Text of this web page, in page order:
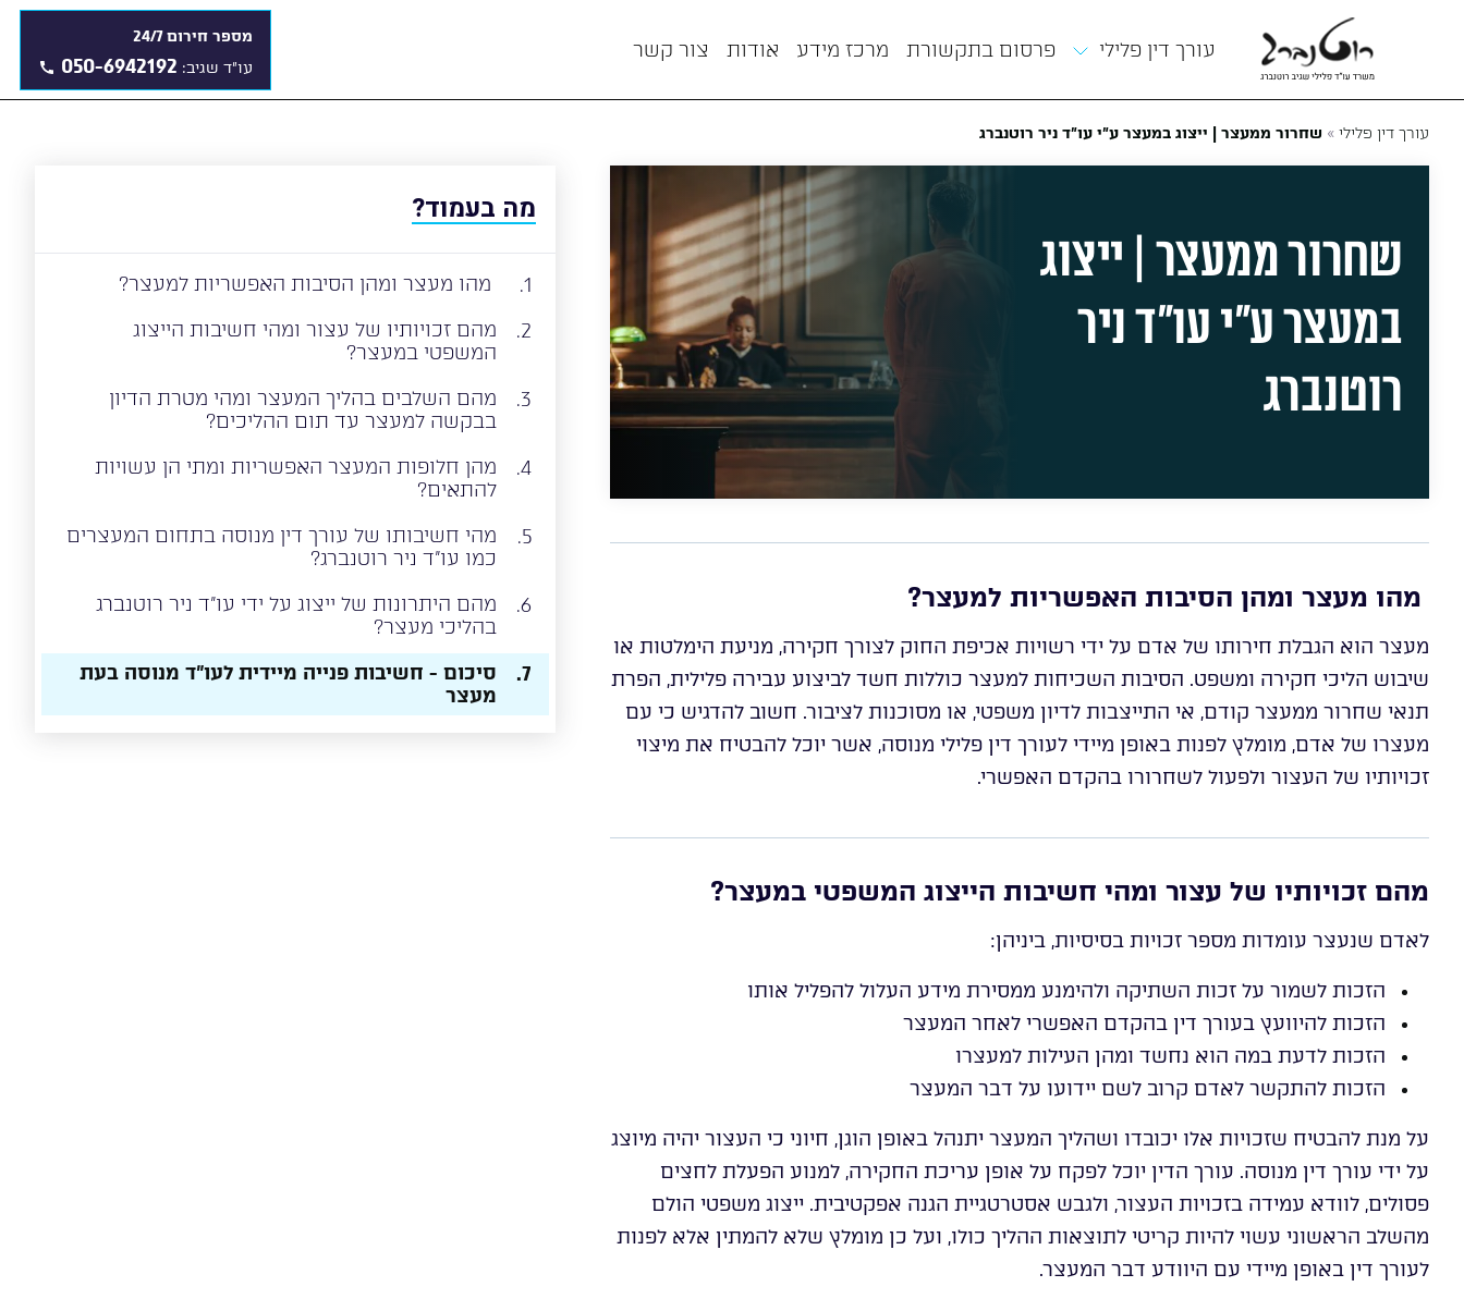
עורך דין פלילי פרסום בתקשורת מרכז מידע אודות צור קשר
מספר חירום 24/7
עו"ד שגיב: 050-6942192
עורך דין פלילי » שחרור ממעצר | ייצוג במעצר ע"י עו"ד ניר רוטנברג
שחרור ממעצר | ייצוג
במעצר ע”י עו”ד ניר
רוטנברג
מהו מעצר ומהן הסיבות האפשריות למעצר?
מעצר הוא הגבלת חירותו של אדם על ידי רשויות אכיפת החוק לצורך חקירה, מניעת הימלטות או
שיבוש הליכי חקירה ומשפט. הסיבות השכיחות למעצר כוללות חשד לביצוע עבירה פלילית, הפרת
תנאי שחרור ממעצר קודם, אי התייצבות לדיון משפטי, או מסוכנות לציבור. חשוב להדגיש כי עם
מעצרו של אדם, מומלץ לפנות באופן מיידי לעורך דין פלילי מנוסה, אשר יוכל להבטיח את מיצוי
זכויותיו של העצור ולפעול לשחרורו בהקדם האפשרי.
מהם זכויותיו של עצור ומהי חשיבות הייצוג המשפטי במעצר?
לאדם שנעצר עומדות מספר זכויות בסיסיות, ביניהן:
הזכות לשמור על זכות השתיקה ולהימנע ממסירת מידע העלול להפליל אותו
הזכות להיוועץ בעורך דין בהקדם האפשרי לאחר המעצר
הזכות לדעת במה הוא נחשד ומהן העילות למעצרו
הזכות להתקשר לאדם קרוב לשם יידועו על דבר המעצר
על מנת להבטיח שזכויות אלו יכובדו ושהליך המעצר יתנהל באופן הוגן, חיוני כי העצור יהיה מיוצג
על ידי עורך דין מנוסה. עורך הדין יוכל לפקח על אופן עריכת החקירה, למנוע הפעלת לחצים
פסולים, לוודא עמידה בזכויות העצור, ולגבש אסטרטגיית הגנה אפקטיבית. ייצוג משפטי הולם
מהשלב הראשוני עשוי להיות קריטי לתוצאות ההליך כולו, ועל כן מומלץ שלא להמתין אלא לפנות
לעורך דין באופן מיידי עם היוודע דבר המעצר.
מה בעמוד?
1.
​ מהו מעצר ומהן הסיבות האפשריות למעצר?
2.
מהם זכויותיו של עצור ומהי חשיבות הייצוג
המשפטי במעצר?
3.
מהם השלבים בהליך המעצר ומהי מטרת הדיון
בבקשה למעצר עד תום ההליכים?
4.
מהן חלופות המעצר האפשריות ומתי הן עשויות
להתאים?
5.
מהי חשיבותו של עורך דין מנוסה בתחום המעצרים
כמו עו"ד ניר רוטנברג?
6.
מהם היתרונות של ייצוג על ידי עו"ד ניר רוטנברג
בהליכי מעצר?
7.
סיכום - חשיבות פנייה מיידית לעו"ד מנוסה בעת
מעצר